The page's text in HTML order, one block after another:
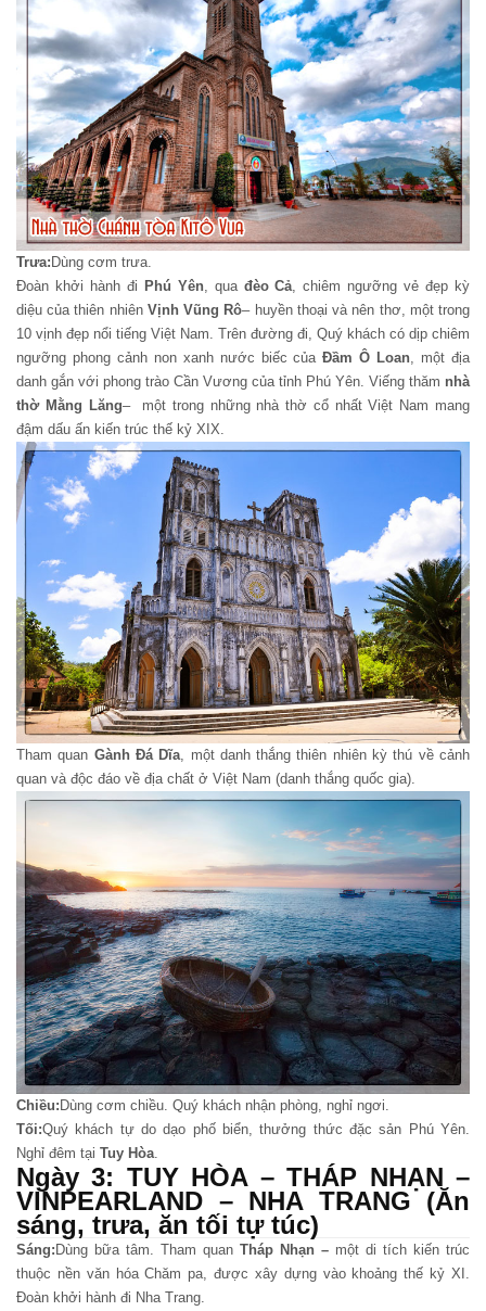
Trưa: Dùng cơm trưa.
Đoàn khởi hành đi Phú Yên, qua đèo Cả, chiêm ngưỡng vẻ đẹp kỳ
diệu của thiên nhiên Vịnh Vũng Rô– huyền thoại và nên thơ, một trong
10 vịnh đẹp nổi tiếng Việt Nam. Trên đường đi, Quý khách có dịp chiêm
ngưỡng phong cảnh non xanh nước biếc củaĐầm Ô Loan, một địa
danh gắn với phong trào Cần Vương của tỉnh Phú Yên. Viếng thăm nhà
thờ Mằng Lăng– một trong những nhà thờ cổ nhất Việt Nam mang
đậm dấu ấn kiến trúc thế kỷ XIX.
Tham quan Gành Đá Dĩa, một danh thắng thiên nhiên kỳ thú về cảnh
quan và độc đáo về địa chất ở Việt Nam (danh thắng quốc gia).
Chiều: Dùng cơm chiều. Quý khách nhận phòng, nghỉ ngơi.
Tối:Quý khách tự do dạo phố biển, thưởng thức đặc sản Phú Yên.
Nghỉ đêm tại Tuy Hòa
Ngày 3: TUY HÒA – THÁP NHẠN –
VINPEARLAND – NHA TRANG (Ăn
sáng, trưa, ăn tối tự túc)
Sáng: Dùng bữa tâm. Tham quan Tháp Nhạn – một di tích kiến trúc
thuộc nền văn hóa Chăm pa, được xây dựng vào khoảng thế kỷ XI.
Đoàn khởi hành đi Nha Trang.